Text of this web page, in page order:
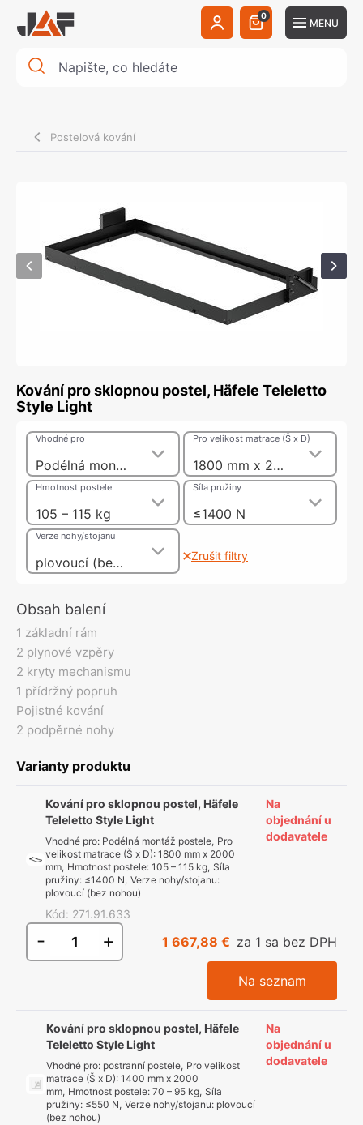
0
MENU
Postelová kování
Kování pro sklopnou postel, Häfele Teleletto
Style Light
Podélná montáž postele
Vhodné pro
1800 mm x 2000 mm
Pro velikost matrace (Š x D)
105 – 115 kg
Hmotnost postele
≤1400 N
Síla pružiny
plovoucí (bez nohou)
Verze nohy/stojanu
Zrušit filtry
Obsah balení
1 základní rám
2 plynové vzpěry
2 kryty mechanismu
1 přídržný popruh
Pojistné kování
2 podpěrné nohy
Varianty produktu
Kování pro sklopnou postel, Häfele
Teleletto Style Light
Vhodné pro: Podélná montáž postele, Pro
velikost matrace (Š x D):1800 mm x 2000
mm, Hmotnost postele:105 – 115 kg, Síla
pružiny: ≤1400 N, Verze nohy/stojanu:
plovoucí (bez nohou)
Kód: 271.91.633
Na
objednání u
dodavatele
- + 1 667,88 € za 1 sa bez DPH
Na seznam
Kování pro sklopnou postel, Häfele
Teleletto Style Light
Vhodné pro: postranní postele, Pro velikost
matrace (Š x D):1400 mm x 2000
mm, Hmotnost postele:70 – 95 kg, Síla
pružiny: ≤550 N, Verze nohy/stojanu: plovoucí
(bez nohou)
Na
objednání u
dodavatele